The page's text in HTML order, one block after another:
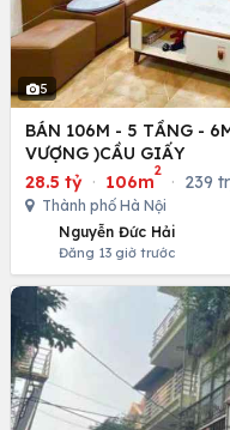
5
BÁN 106M - 5 TẦNG -
VƯỢNG )CẦU GIẤY
28.5 tỷ · 106m
2
· 239
Thành phố Hà Nội
Nguyễn Đức Hải
Đăng 13 giờ trước